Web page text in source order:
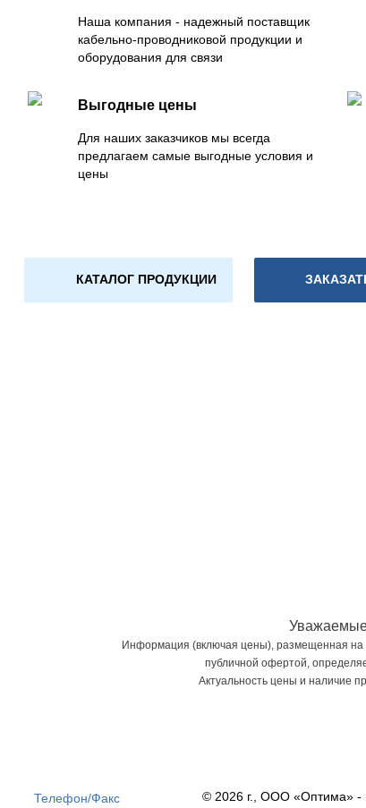
Наша компания - надежный поставщик
кабельно-проводниковой продукции и
оборудования для связи
Выгодные цены
Для наших заказчиков мы всегда
предлагаем самые выгодные условия и
цены
КАТАЛОГ ПРОДУКЦИИ
Уважаемые
Информация (включая цены), размещенная на
публичной офертой,
Актуальность цены и наличие
Телефон/Факс
© 2026 г., ООО «Оптима» -